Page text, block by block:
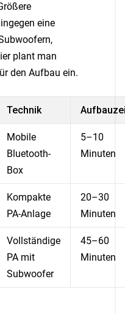
eine
plant man
den Aufbau ein.
Technik
Mobile
Bluetooth-
Box
5–10
Minuten
Kompakte
PA-Anlage
20–30
Minuten
Vollständige
PA mit
Subwoofer
45–60
Minuten